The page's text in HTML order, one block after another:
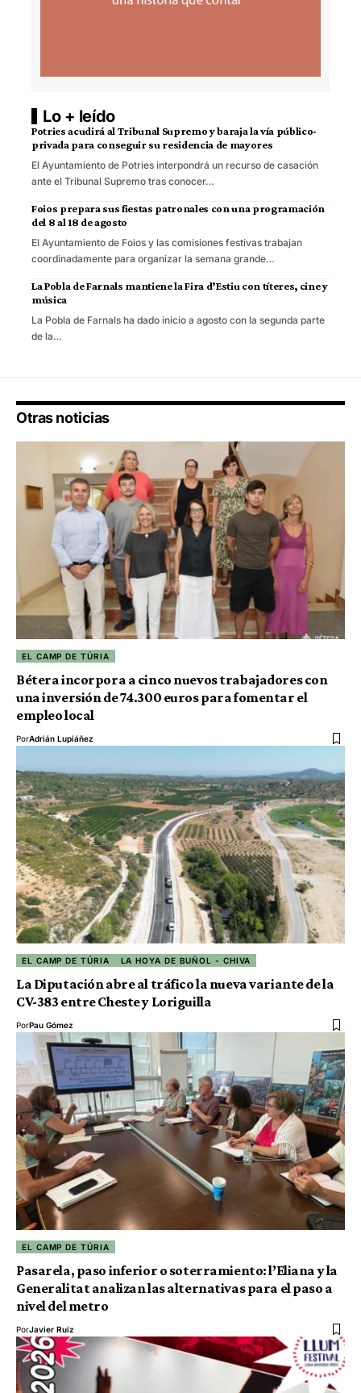
Lo + leído
Potries acudirá al Tribunal Supremo y baraja la vía público-
privada para conseguir su residencia de mayores
El Ayuntamiento de Potries interpondrá un recurso de casación
ante el Tribunal Supremo tras conocer…
Foios prepara sus fiestas patronales con una programación
del 8 al 18 de agosto
El Ayuntamiento de Foios y las comisiones festivas trabajan
coordinadamente para organizar la semana grande…
La Pobla de Farnals mantiene la Fira d’Estiu con títeres, cine y
música
La Pobla de Farnals ha dado inicio a agosto con la segunda parte
de la…
Otras noticias
EL CAMP DE TÚRIA
Bétera incorpora a cinco nuevos trabajadores con
una inversión de 74.300 euros para fomentar el
empleo local
PorAdrián Lupiáñez
EL CAMP DE TÚRIA LA HOYA DE BUÑOL - CHIVA
La Diputación abre al tráfico la nueva variante de la
CV-383 entre Cheste y Loriguilla
PorPau Gómez
EL CAMP DE TÚRIA
Pasarela, paso inferior o soterramiento: l’Eliana y la
Generalitat analizan las alternativas para el paso a
nivel del metro
PorJavier Ruiz